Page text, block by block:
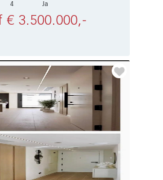
4 Ja
€ 3.500.000,-